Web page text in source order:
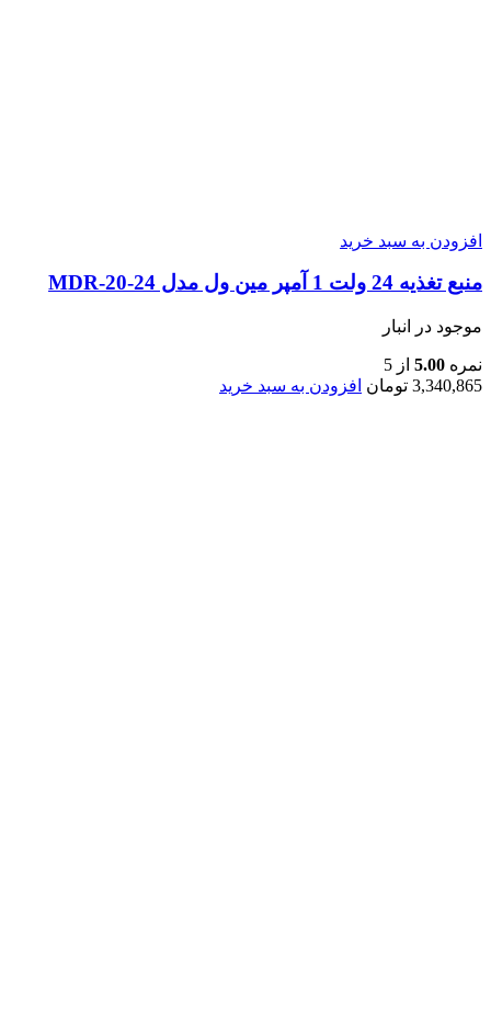
افزودن به سبد خرید
منبع تغذیه 24 ولت 1 آمپر مین ول مدل MDR-20-24
موجود در انبار
نمره 5.00 از 5
3,340,865 تومان افزودن به سبد خرید